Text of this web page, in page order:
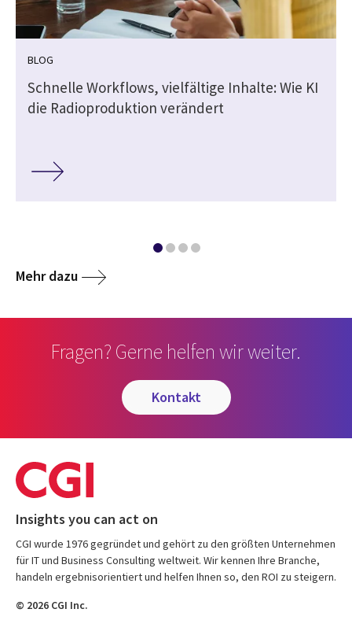
BLOG
Schnelle Workflows, vielfältige Inhalte: Wie KI
die Radioproduktion verändert
Mehr dazu
Fragen? Gerne helfen wir weiter.
kontakt
Insights you can act on
CGI wurde 1976 gegründet und gehört zu den größten Unternehmen
für IT und Business Consulting weltweit. Wir kennen Ihre Branche,
handeln ergebnisorientiert und helfen Ihnen so, den ROI zu steigern.
© 2026 CGI Inc.